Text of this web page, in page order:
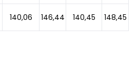
140,06 146,44 140,45 148,45